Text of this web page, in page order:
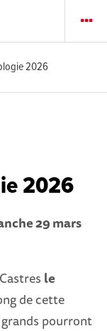
2026
2026
29 mars
le
de cette
pourront